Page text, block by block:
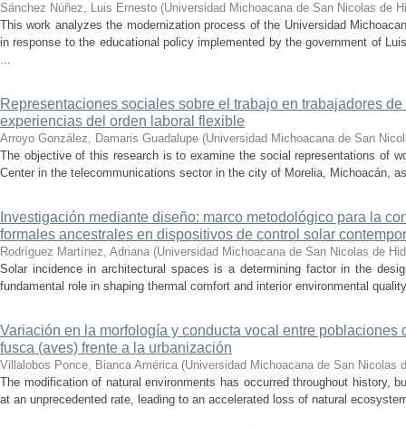
Sánchez Núñez, Luis Ernesto (Universidad Michoacana de San Nicolas de
This work analyzes the modernization process of the Universidad
in response to the educational policy implemented by the government of
...
Representaciones sociales sobre el trabajo en trabajadores
experiencias del orden laboral flexible
Arroyo González, Damaris Guadalupe (Universidad Michoacana de San
The objective of this research is to examine the social representations of
Center in the telecommunications sector in the city of Morelia, Michoacán,
Investigación mediante diseño: marco metodológico para la
formales ancestrales en dispositivos de control solar
Rodríguez Martínez, Adriana (Universidad Michoacana de San Nicolas de
Solar incidence in architectural spaces is a determining factor in the
fundamental role in shaping thermal comfort and interior environmental
Variación en la morfología y conducta vocal entre poblaciones
fusca (aves) frente a la urbanización
Villalobos Ponce, Bianca América (Universidad Michoacana de San Nicolas
The modification of natural environments has occurred throughout history,
at an unprecedented rate, leading to an accelerated loss of natural